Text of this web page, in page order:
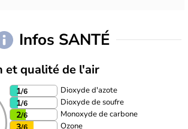
Infos SANTÉ
et qualité de l'air
1/6 Dioxyde d'azote
1/6 Dioxyde de soufre
2/6 Monoxyde de carbone
Ozone